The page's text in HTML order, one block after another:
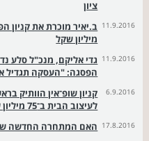
ציון
11.9.2016
מיליון שקל
11.9.2016 גדי אליקם, מנכ"ל סלע
הפסגה: "העסקה תגדיל
6.9.2016
קניון שופ־אין הוותיק
לעיצוב הבית ב־75 מיליון שקל
17.8.2016 האם המתחרה החדשה